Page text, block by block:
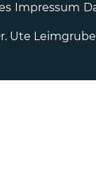
Impressum
Ute